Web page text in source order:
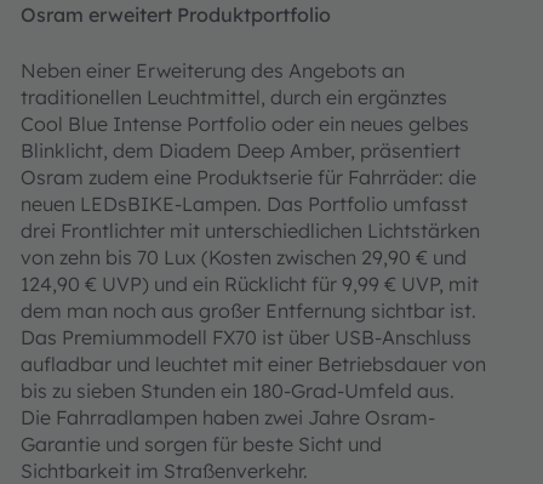
Osram erweitert Produktportfolio
Neben einer Erweiterung des Angebots an
traditionellen Leuchtmittel, durch ein ergänztes
Cool Blue Intense Portfolio oder ein neues gelbes
Blinklicht, dem Diadem Deep Amber, präsentiert
Osram zudem eine Produktserie für Fahrräder: die
neuen LEDsBIKE-Lampen. Das Portfolio umfasst
drei Frontlichter mit unterschiedlichen Lichtstärken
von zehn bis 70 Lux (Kosten zwischen 29,90 € und
124,90 € UVP) und ein Rücklicht für 9,99 € UVP, mit
dem man noch aus großer Entfernung sichtbar ist.
Das Premiummodell FX70 ist über USB-Anschluss
aufladbar und leuchtet mit einer Betriebsdauer von
bis zu sieben Stunden ein 180-Grad-Umfeld aus.
Die Fahrradlampen haben zwei Jahre Osram-
Garantie und sorgen für beste Sicht und
Sichtbarkeit im Straßenverkehr.